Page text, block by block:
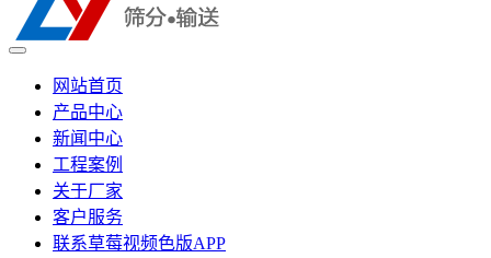
网站首页
产品中心
新闻中心
工程案例
关于厂家
客户服务
联系草莓视频色版APP